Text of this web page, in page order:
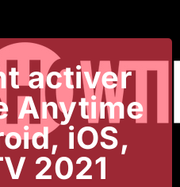
activer
Anytime
iOS,
2021